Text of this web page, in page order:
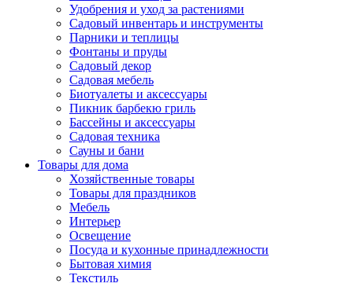
Удобрения и уход за растениями
Садовый инвентарь и инструменты
Парники и теплицы
Фонтаны и пруды
Садовый декор
Садовая мебель
Биотуалеты и аксессуары
Пикник барбекю гриль
Бассейны и аксессуары
Садовая техника
Сауны и бани
Товары для дома
Хозяйственные товары
Товары для праздников
Мебель
Интерьер
Освещение
Посуда и кухонные принадлежности
Бытовая химия
Текстиль